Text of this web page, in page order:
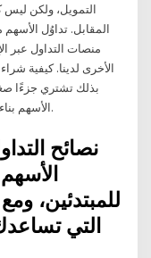
التمويل، ولكن
المقابل. تداوُل
منصات التداول عبر
الأخرى لدينا. كيفية
بذلك تشتري جزءًا
الأسهم بناء على نصيحة من سمسار أسهم في المقام الأول.
نصائح
للمبتدئين،
التي